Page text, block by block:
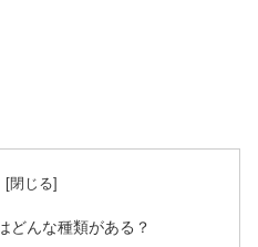
どんな種類がある？